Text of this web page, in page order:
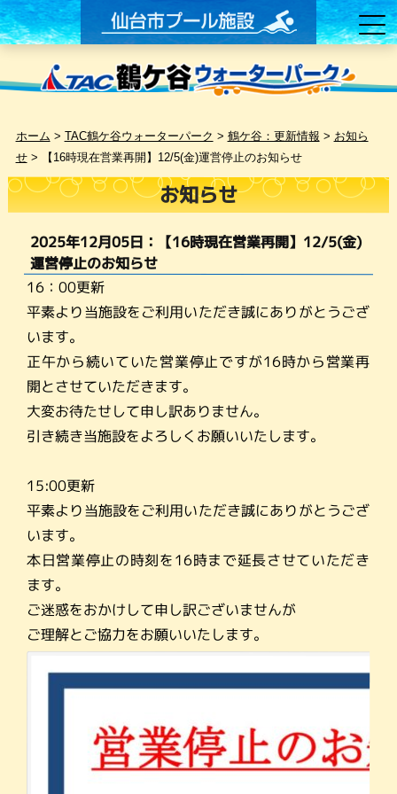
ホーム > TAC鶴ケ谷ウォーターパーク > 鶴ケ谷：更新情報 > お知ら
せ> 【16時現在営業再開】12/5(金)運営停止のお知らせ
お知らせ
2025年12月05日：【16時現在営業再開】12/5(金)
運営停止のお知らせ
16：00更新
平素より当施設をご利用いただき誠にありがとうござ
います。
正午から続いていた営業停止ですが16時から営業再
開とさせていただきます。
大変お待たせして申し訳ありません。
引き続き当施設をよろしくお願いいたします。
15:00更新
平素より当施設をご利用いただき誠にありがとうござ
います。
本日営業停止の時刻を16時まで延長させていただき
ます。
ご迷惑をおかけして申し訳ございませんが
ご理解とご協力をお願いいたします。